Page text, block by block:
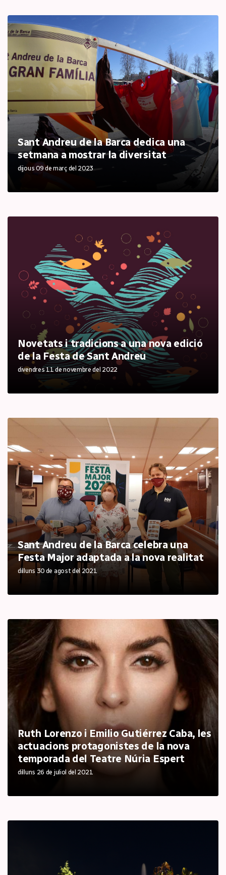
Sant Andreu de la Barca dedica una
setmana a mostrar la diversitat
dijous 09 de març del 2023
Novetats i tradicions a una nova edició
de la Festa de Sant Andreu
divendres 11 de novembre del 2022
Sant Andreu de la Barca celebra una
Festa Major adaptada a la nova realitat
dilluns 30 de agost del 2021
Ruth Lorenzo i Emilio Gutiérrez Caba, les
actuacions protagonistes de la nova
temporada del Teatre Núria Espert
dilluns 26 de juliol del 2021